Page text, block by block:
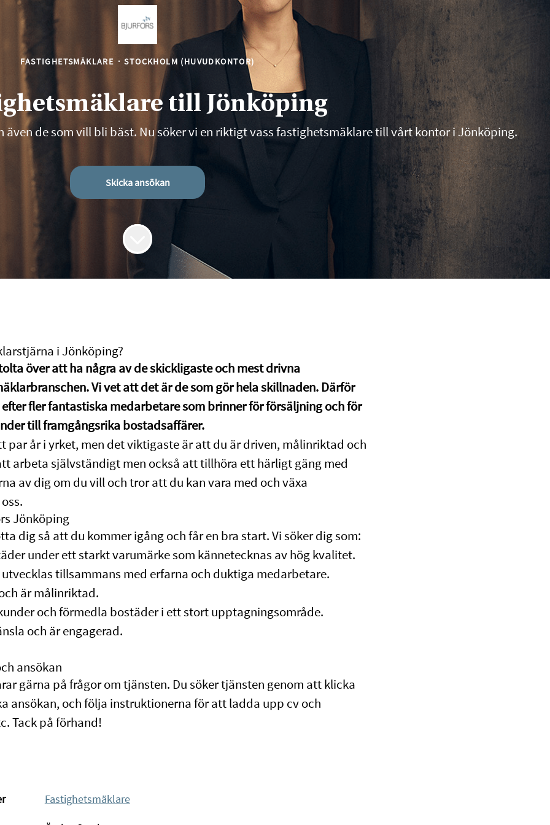
FASTIGHETSMÄKLARE · STOCKHOLM (HUVUDKONTOR)
till Jönköping
de som vill bli bäst. Nu söker vi en riktigt vass fastighetsmäklare till vårt kontor i Jönköping.
Skicka ansökan
i Jönköping?
över att ha några av de skickligaste och mest drivna
Vi vet att det är de som gör hela skillnaden. Därför
fler fantastiska medarbetare som brinner för försäljning och för
till framgångsrika bostadsaffärer.
par år i yrket, men det viktigaste är att du är driven, målinriktad och
arbeta självständigt men också att tillhöra ett härligt gäng med
av dig om du vill och tror att du kan vara med och växa
Jönköping
dig så att du kommer igång och får en bra start. Vi söker dig som:
under ett starkt varumärke som kännetecknas av hög kvalitet.
tillsammans med erfarna och duktiga medarbetare.
är målinriktad.
och förmedla bostäder i ett stort upptagningsområde.
och är engagerad.
ansökan
gärna på frågor om tjänsten. Du söker tjänsten genom att klicka
ansökan, och följa instruktionerna för att ladda upp cv och
Tack på förhand!
Fastighetsmäklare